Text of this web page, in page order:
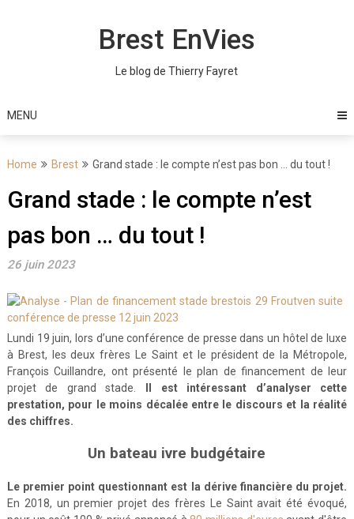
Brest EnVies
Le blog de Thierry Fayret
MENU
Home Brest Grand stade : le compte n’est pas bon … du tout !
Grand stade : le compte n’est
pas bon … du tout !
26 juin 2023
Lundi 19 juin, lors d’une conférence de presse dans un hôtel de luxe
à Brest, les deux frères Le Saint et le président de la Métropole,
François Cuillandre, ont présenté le plan de financement de leur
projet de grand stade.
Il est intéressant d’analyser cette
prestation, pour le moins décalée entre le discours et la réalité
des chiffres.
Un bateau ivre budgétaire
Le premier point questionnant est la dérive financière du projet.
En 2018, un premier projet des frères Le Saint avait été évoqué,